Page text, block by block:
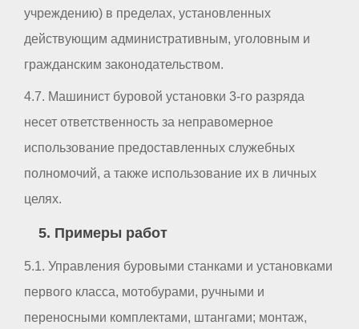
учреждению) в пределах, установленных
действующим административным, уголовным и
гражданским законодательством.
4.7. Машинист буровой установки 3-го разряда
несет ответственность за неправомерное
использование предоставленных служебных
полномочий, а также использование их в личных
целях.
5. Примеры работ
5.1. Управления буровыми станками и установками
первого класса, мотобурами, ручными и
переносными комплектами, штангами; монтаж,